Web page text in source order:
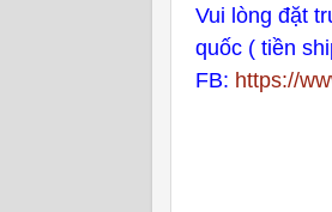
Vui lòng đặt
quốc ( tiền
FB: https://